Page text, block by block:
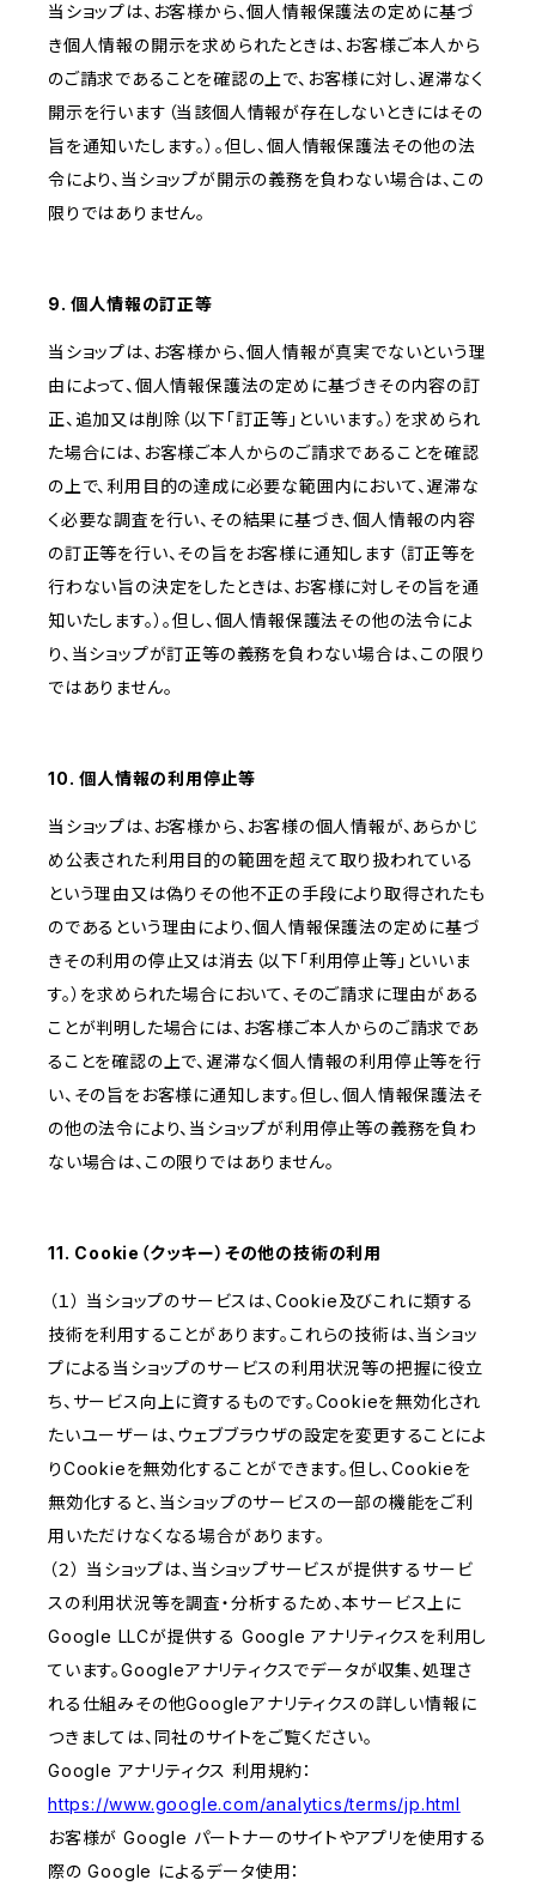
当ショップは、お客様から、個人情報保護法の定めに基づ
き個人情報の開示を求められたときは、お客様ご本人から
のご請求であることを確認の上で、お客様に対し、遅滞なく
開示を行います（当該個人情報が存在しないときにはその
旨を通知いたします。）。但し、個人情報保護法その他の法
令により、当ショップが開示の義務を負わない場合は、この
限りではありません。
9. 個人情報の訂正等
当ショップは、お客様から、個人情報が真実でないという理
由によって、個人情報保護法の定めに基づきその内容の訂
正、追加又は削除（以下「訂正等」といいます。）を求められ
た場合には、お客様ご本人からのご請求であることを確認
の上で、利用目的の達成に必要な範囲内において、遅滞な
く必要な調査を行い、その結果に基づき、個人情報の内容
の訂正等を行い、その旨をお客様に通知します（訂正等を
行わない旨の決定をしたときは、お客様に対しその旨を通
知いたします。）。但し、個人情報保護法その他の法令によ
り、当ショップが訂正等の義務を負わない場合は、この限り
ではありません。
10. 個人情報の利用停止等
当ショップは、お客様から、お客様の個人情報が、あらかじ
め公表された利用目的の範囲を超えて取り扱われている
という理由又は偽りその他不正の手段により取得されたも
のであるという理由により、個人情報保護法の定めに基づ
きその利用の停止又は消去（以下「利用停止等」といいま
す。）を求められた場合において、そのご請求に理由がある
ことが判明した場合には、お客様ご本人からのご請求であ
ることを確認の上で、遅滞なく個人情報の利用停止等を行
い、その旨をお客様に通知します。但し、個人情報保護法そ
の他の法令により、当ショップが利用停止等の義務を負わ
ない場合は、この限りではありません。
11. Cookie（クッキー）その他の技術の利用
（１） 当ショップのサービスは、Cookie及びこれに類する
技術を利用することがあります。これらの技術は、当ショッ
プによる当ショップのサービスの利用状況等の把握に役立
ち、サービス向上に資するものです。Cookieを無効化され
たいユーザーは、ウェブブラウザの設定を変更することによ
りCookieを無効化することができます。但し、Cookieを
無効化すると、当ショップのサービスの一部の機能をご利
用いただけなくなる場合があります。
（２） 当ショップは、当ショップサービスが提供するサービ
スの利用状況等を調査・分析するため、本サービス上に
Google LLCが提供する Google アナリティクスを利用し
ています。Googleアナリティクスでデータが収集、処理さ
れる仕組みその他Googleアナリティクスの詳しい情報に
つきましては、同社のサイトをご覧ください。
Google アナリティクス 利用規約：
https://www.google.com/analytics/terms/jp.html
お客様が Google パートナーのサイトやアプリを使用する
際の Google によるデータ使用：